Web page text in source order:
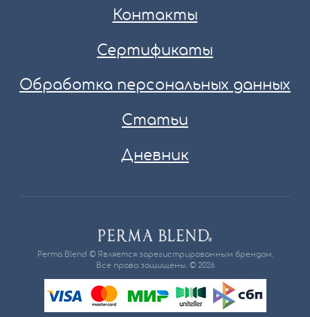
Контакты
Сертификаты
Обработка персональных данных
Статьи
Дневник
Perma Blend © Является зарегистрированным брендом.
Все права защищены. © 2026